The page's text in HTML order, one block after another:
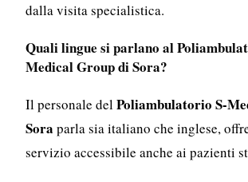
dalla visita specialistica.
Quali lingue si parlano al
Medical Group di Sora?
Il personale delPoliambulatorio S-
Sora parla sia italiano che inglese,
servizio accessibile anche ai pazienti